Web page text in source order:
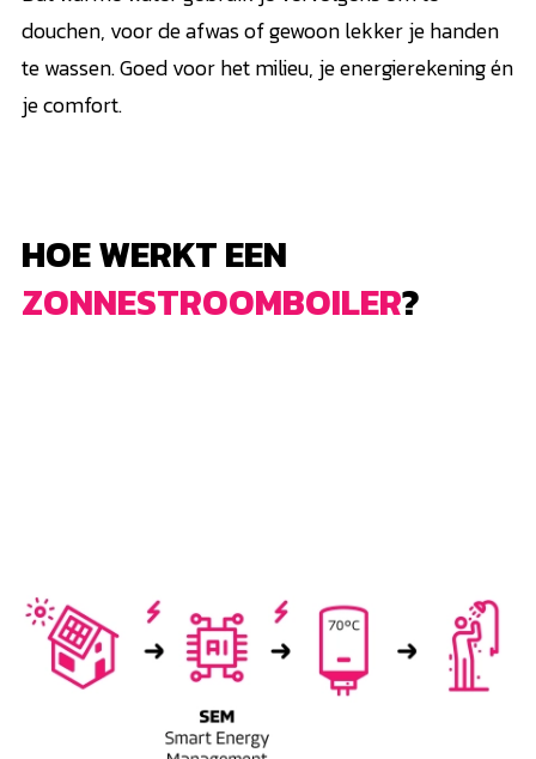
douchen, voor de afwas of gewoon lekker je handen
te wassen. Goed voor het milieu, je energierekening én
je comfort.
HOE WERKT EEN
ZONNESTROOMBOILER?